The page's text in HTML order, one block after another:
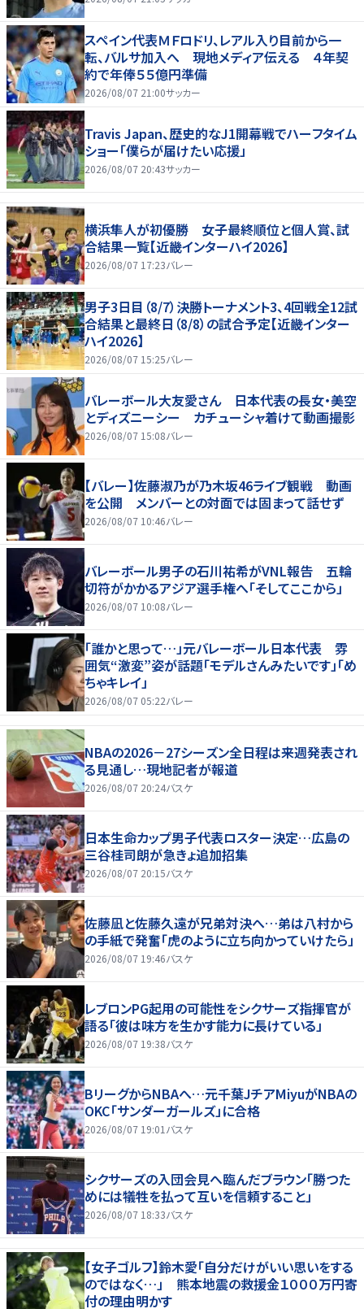
スペイン代表ＭＦロドリ、レアル入り目前から一
転、バルサ加入へ 現地メディア伝える ４年契
約で年俸５５億円準備
2026/08/07 21:00サッカー
Travis Japan、歴史的なJ1開幕戦でハーフタイム
ショー「僕らが届けたい応援」
2026/08/07 20:43サッカー
横浜隼人が初優勝 女子最終順位と個人賞、試
合結果一覧【近畿インターハイ2026】
2026/08/07 17:23バレー
男子3日目（8/7）決勝トーナメント3、4回戦全12試
合結果と最終日（8/8）の試合予定【近畿インター
ハイ2026】
2026/08/07 15:25バレー
バレーボール大友愛さん 日本代表の長女・美空
とディズニーシー カチューシャ着けて動画撮影
2026/08/07 15:08バレー
【バレー】佐藤淑乃が乃木坂46ライブ観戦 動画
を公開 メンバーとの対面では固まって話せず
2026/08/07 10:46バレー
バレーボール男子の石川祐希がVNL報告 五輪
切符がかかるアジア選手権へ「そしてここから」
2026/08/07 10:08バレー
「誰かと思って…」元バレーボール日本代表 雰
囲気“激変”姿が話題「モデルさんみたいです」「め
ちゃキレイ」
2026/08/07 05:22バレー
NBAの2026－27シーズン全日程は来週発表され
る見通し…現地記者が報道
2026/08/07 20:24バスケ
日本生命カップ男子代表ロスター決定…広島の
三谷桂司朗が急きょ追加招集
2026/08/07 20:15バスケ
佐藤凪と佐藤久遠が兄弟対決へ…弟は八村から
の手紙で発奮「虎のように立ち向かっていけたら」
2026/08/07 19:46バスケ
レブロンPG起用の可能性をシクサーズ指揮官が
語る「彼は味方を生かす能力に長けている」
2026/08/07 19:38バスケ
BリーグからNBAへ…元千葉JチアMiyuがNBAの
OKC「サンダーガールズ」に合格
2026/08/07 19:01 バスケ
シクサーズの入団会見へ臨んだブラウン「勝つた
めには犠牲を払って互いを信頼すること」
2026/08/07 18:33バスケ
【女子ゴルフ】鈴木愛「自分だけがいい思いをする
のではなく…」 熊本地震の救援金１０００万円寄
付の理由明かす